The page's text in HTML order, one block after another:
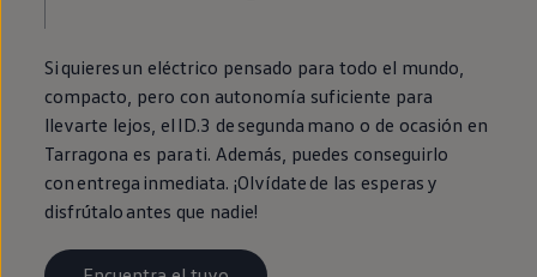
Si quieres un eléctrico pensado para todo el mundo,
compacto, pero con autonomía suficiente para
llevarte lejos, el ID.3 desegunda mano o de ocasión en
Tarragona es para ti. Además, puedes conseguirlo
con entrega inmediata. ¡Olvídate de las esperas y
disfrútalo antes que nadie!